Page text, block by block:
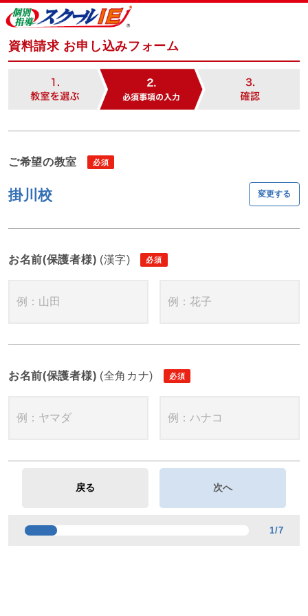
資料請求 お申し込みフォーム
ご希望の教室
掛川校 変更する
お名前(保護者様) (漢字)
お名前(保護者様) (全角カナ)
1/7